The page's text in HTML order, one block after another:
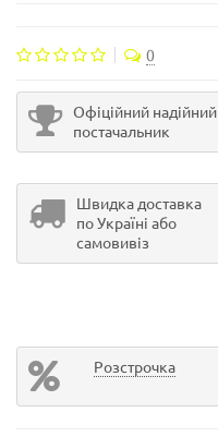
0
Офіційний надійний
постачальник
Швидка доставка
по Україні або
самовивіз
Розстрочка